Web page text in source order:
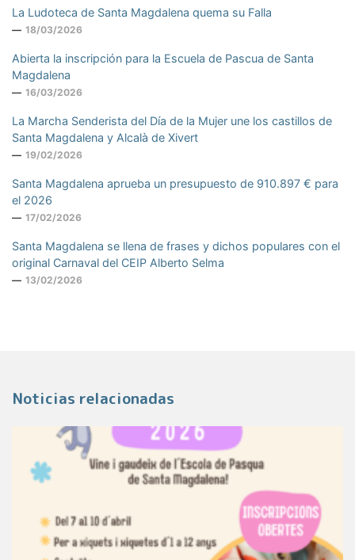
La Ludoteca de Santa Magdalena quema su Falla
18/03/2026
Abierta la inscripción para la Escuela de Pascua de Santa
Magdalena
16/03/2026
La Marcha Senderista del Día de la Mujer une los castillos de
Santa Magdalena y Alcalà de Xivert
19/02/2026
Santa Magdalena aprueba un presupuesto de 910.897 € para
el 2026
17/02/2026
Santa Magdalena se llena de frases y dichos populares con el
original Carnaval del CEIP Alberto Selma
13/02/2026
Noticias relacionadas